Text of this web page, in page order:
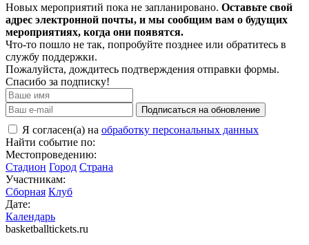
Новых мероприятий пока не запланировано. Оставьте свой
адрес электронной почты, и мы сообщим вам о будущих
мероприятиях, когда они появятся.
Что-то пошло не так, попробуйте позднее или обратитесь в
службу поддержки.
Пожалуйста, дождитесь подтверждения отправки формы.
Спасибо за подписку!
Подписаться на обновление
Я согласен(а) на обработку персональных данных
Найти событие по:
Местопроведению:
Стадион Город Страна
Участникам:
Сборная Клуб
Дате:
Календарь
basketballtickets.ru